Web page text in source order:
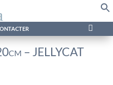

– JELLYCAT